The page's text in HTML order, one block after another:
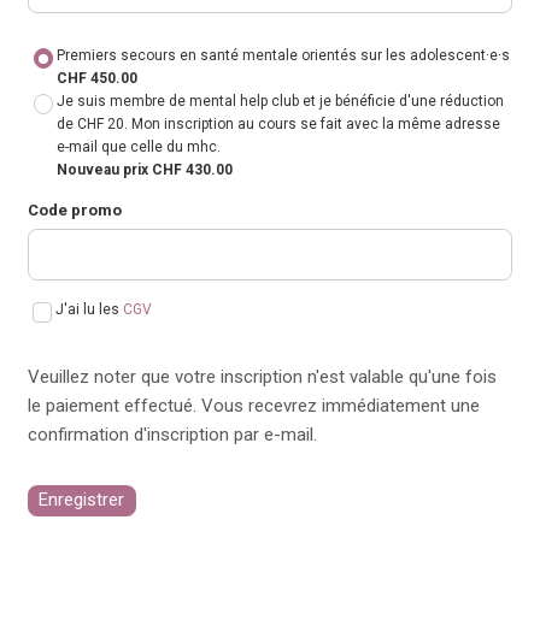
Premiers secours en santé mentale orientés sur les adolescent·e·s
CHF 450.00
Je suis membre de mental help club et je bénéficie d'une réduction
de CHF 20. Mon inscription au cours se fait avec la même adresse
e-mail que celle du mhc.
Nouveau prix CHF 430.00
Code promo
J'ai lu les CGV
Veuillez noter que votre inscription n'est valable qu'une fois
le paiement effectué. Vous recevrez immédiatement une
confirmation d'inscription par e-mail.
Enregistrer